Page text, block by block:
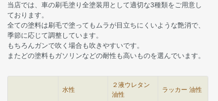
当店では、車の刷毛塗り全塗装用として適切な3種類をご用意し
ております。
全ての塗料は刷毛で塗ってもムラが目立ちにくいような艶消で、
季節に応じて調整しています。
もちろんガンで吹く場合も吹きやすいです。
またどの塗料もガソリンなどの耐性も高いものを選んでいます。
水性
２液ウレタン
油性
ラッカー 油性